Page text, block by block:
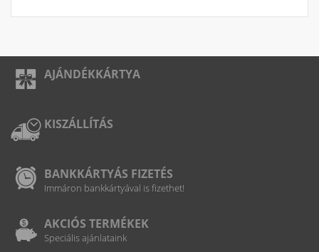
AJÁNDÉKKÁRTYA
KISZÁLLÍTÁS
BANKKÁRTYÁS FIZETÉS
Immáron bankkártyával is fizethet!
AKCIÓS TERMÉKEK
Speciális ajánlataink